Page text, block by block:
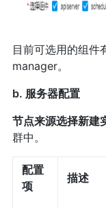
目前可选用的组件
manager。
b. 服务器配置
节点来源选择新建
群中。
配置
项
描述